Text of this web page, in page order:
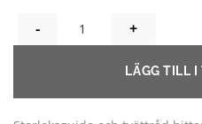
SUMMER NECKLACE MÄNGD
LÄGG TILL I